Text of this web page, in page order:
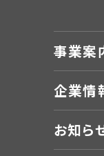
事業案
企業情
お知ら